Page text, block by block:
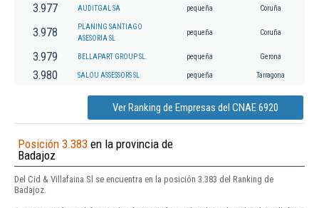
3.977 AUDITGAL SA pequeña Coruña
3.978
PLANING SANTIAGO
ASESORIA SL
pequeña Coruña
3.979 BELLAPART GROUP SL. pequeña Gerona
3.980 SALOU ASSESSORS SL pequeña Tarragona
Ver Ranking de Empresas del CNAE 6920
Posición 3.383 en la provincia de
Badajoz
Del Cid & Villafaina Sl se encuentra en la posición 3.383 del Ranking de
Badajoz.